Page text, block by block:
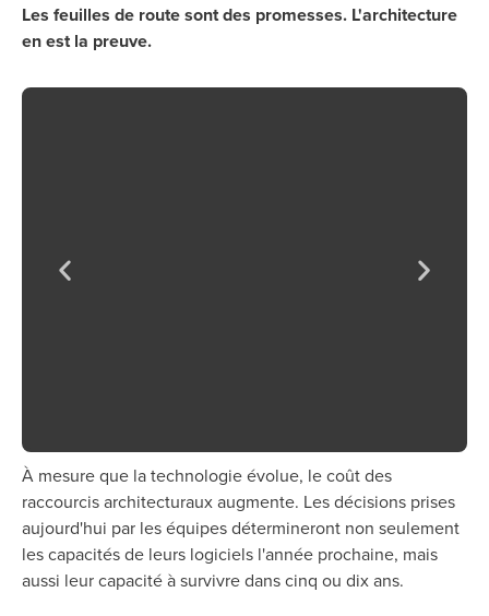
Les feuilles de route sont des promesses. L'architecture
en est la preuve.
«STACK doté d'une couche
d'intégration moderne qui nous
permet de gagner en efficacité
pour nos estimateurs en
À mesure que la technologie évolue, le coût des
raccourcis architecturaux augmente. Les décisions prises
aujourd'hui par les équipes détermineront non seulement
les capacités de leurs logiciels l'année prochaine, mais
aussi leur capacité à survivre dans cinq ou dix ans.